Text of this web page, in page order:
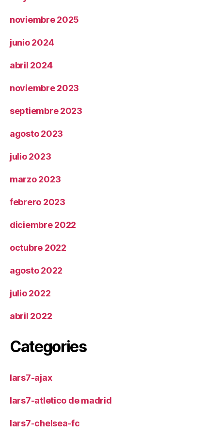
noviembre 2025
junio 2024
abril 2024
noviembre 2023
septiembre 2023
agosto 2023
julio 2023
marzo 2023
febrero 2023
diciembre 2022
octubre 2022
agosto 2022
julio 2022
abril 2022
Categories
lars7-ajax
lars7-atletico de madrid
lars7-chelsea-fc